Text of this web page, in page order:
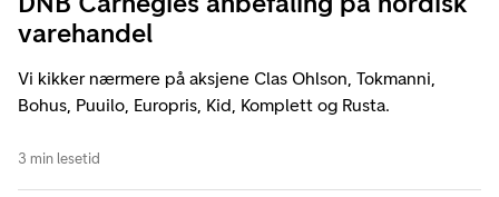
varehandel
Vi kikker nærmere på aksjene Clas Ohlson, Tokmanni,
Bohus, Puuilo, Europris, Kid, Komplett og Rusta.
3 min lesetid